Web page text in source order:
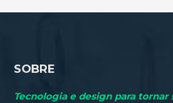
SOBRE
Tecnologia e design para